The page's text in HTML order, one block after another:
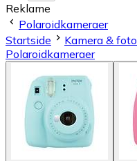
Reklame
Polaroidkameraer
Startside
Kamera & foto
Polaroidkameraer